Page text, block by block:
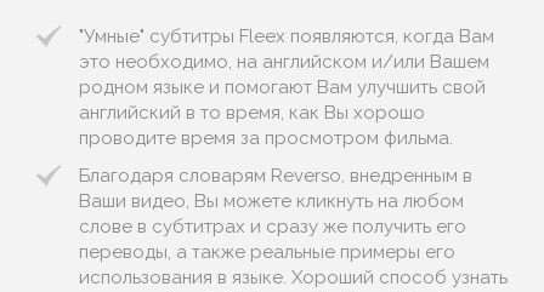
"Умные" субтитры Fleex появляются, когда Вам
это необходимо, на английском и/или Вашем
родном языке и помогают Вам улучшить свой
английский в то время, как Вы хорошо
проводите время за просмотром фильма.
Благодаря словарям Reverso, внедренным в
Ваши видео, Вы можете кликнуть на любом
слове в субтитрах и сразу же получить его
переводы, а также реальные примеры его
использования в языке. Хороший способ узнать